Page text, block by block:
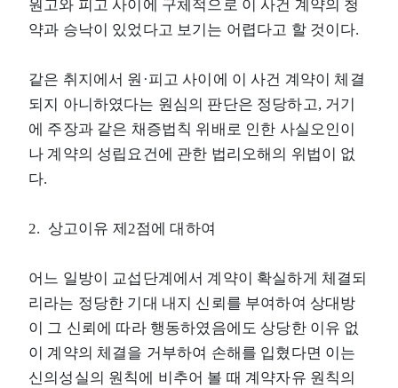
원고와 피고 사이에 구체적으로 이 사건 계약의 청
약과 승낙이 있었다고 보기는 어렵다고 할 것이다.
같은 취지에서 원·피고 사이에 이 사건 계약이 체결
되지 아니하였다는 원심의 판단은 정당하고, 거기
에 주장과 같은 채증법칙 위배로 인한 사실오인이
나 계약의 성립요건에 관한 법리오해의 위법이 없
다.
2. 상고이유 제2점에 대하여
어느 일방이 교섭단계에서 계약이 확실하게 체결되
리라는 정당한 기대 내지 신뢰를 부여하여 상대방
이 그 신뢰에 따라 행동하였음에도 상당한 이유 없
이 계약의 체결을 거부하여 손해를 입혔다면 이는
신의성실의 원칙에 비추어 볼 때 계약자유 원칙의